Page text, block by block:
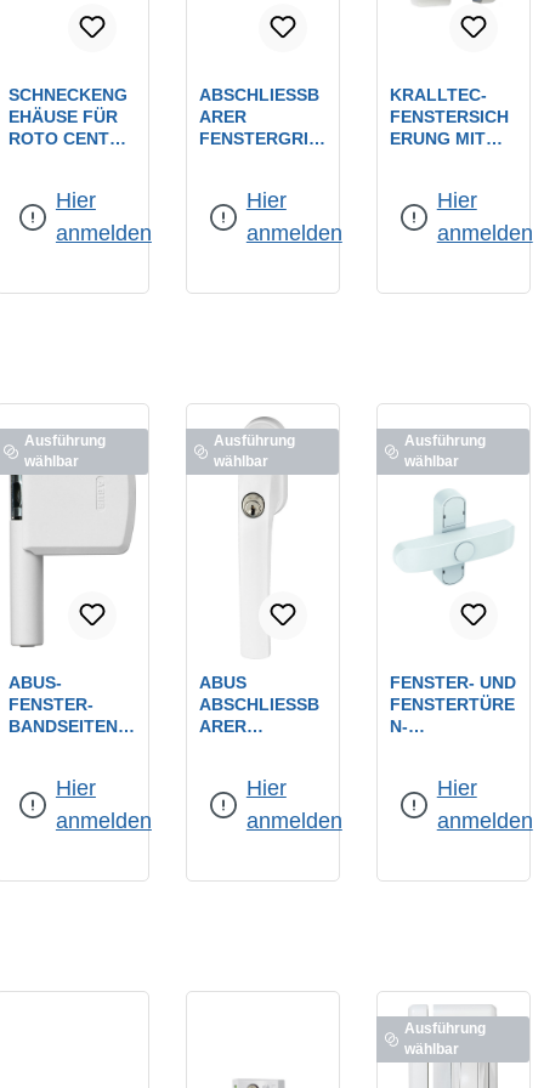
SCHNECKENG
EHÄUSE FÜR
ROTO CENTRO
ROTO CENTRO
101 RO-
CEN101
Hier
anmelden
ABSCHLIESSBA
RER F
ENSTERGRIFF
R NR.: 35358 / F
1-ELOXIERT / 7
Hier
anmelden
KRALLTEC-
FENSTERSICH
ERUNG MIT
WEISS / NICHT A
BSCHLIESSBAR
Hier
anmelden
Ausführung
wählbar
ABUS-
FENSTER-
BANDSEITENSI
WEISS / VDS, N
ACH DIN 18 1
04-1, SKG**
Hier
anmelden
Ausführung
wählbar
ABUS
ABSCHLIESSBA
RER F
ACH DIN 18 2
67 KLASSE 2 / F
ARBE: WEISS
Hier
anmelden
Ausführung
wählbar
FENSTER- UND
FENSTERTÜRE
N-
ÜR 2-F
LÜGEL. F
ENSTER- UND F
NR. FS500
Hier
anmelden
Ausführung
wählbar